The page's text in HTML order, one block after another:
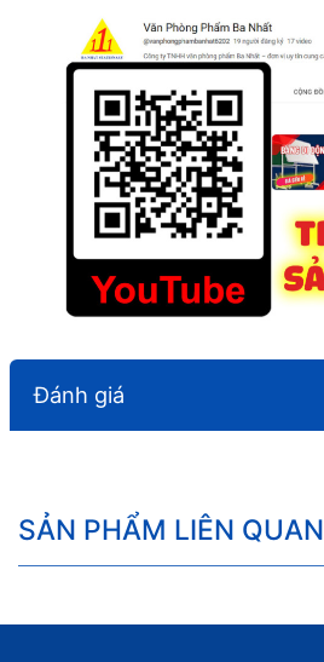
Đánh giá
SẢN PHẨM LIÊN QUAN